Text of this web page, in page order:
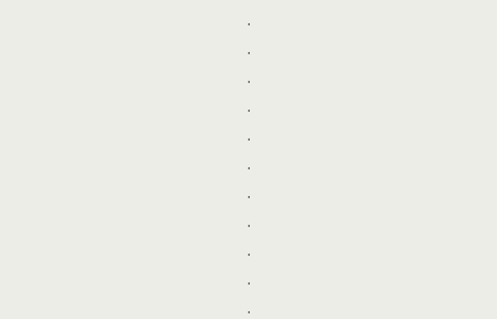
.
.
.
.
.
.
.
.
.
.
.